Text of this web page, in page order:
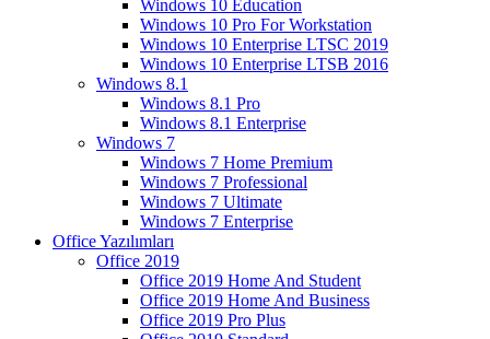
Windows 10 Education
Windows 10 Pro For Workstation
Windows 10 Enterprise LTSC 2019
Windows 10 Enterprise LTSB 2016
Windows 8.1
Windows 8.1 Pro
Windows 8.1 Enterprise
Windows 7
Windows 7 Home Premium
Windows 7 Professional
Windows 7 Ultimate
Windows 7 Enterprise
Office Yazılımları
Office 2019
Office 2019 Home And Student
Office 2019 Home And Business
Office 2019 Pro Plus